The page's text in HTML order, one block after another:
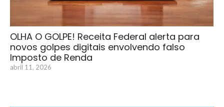
OLHA O GOLPE! Receita Federal alerta para
novos golpes digitais envolvendo falso
Imposto de Renda
abril 11, 2026